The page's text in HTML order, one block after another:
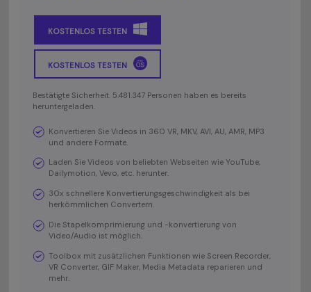
KOSTENLOS TESTEN
KOSTENLOS TESTEN
Bestätigte Sicherheit. 5.481.347 Personen haben es bereits
heruntergeladen.
Konvertieren Sie Videos in 360 VR, MKV, AVI, AU, AMR, MP3
und andere Formate.
Laden Sie Videos von beliebten Webseiten wie YouTube,
Dailymotion, Vevo, etc. herunter.
30x schnellere Konvertierungsgeschwindigkeit als bei
herkömmlichen Convertern.
Die Stapelkomprimierung und -konvertierung von
Video/Audio ist möglich.
Toolbox mit zusätzlichen Funktionen wie Screen Recorder,
VR Converter, GIF Maker, Media Metadata reparieren und
mehr.